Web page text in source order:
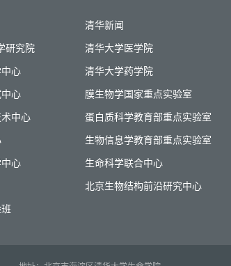
清华新闻
研究院 清华大学医学院
心 清华大学药学院
心 膜生物学国家重点实验室
中心 蛋白质科学教育部重点实验室
生物信息学教育部重点实验室
心 生命科学联合中心
北京生物结构前沿研究中心